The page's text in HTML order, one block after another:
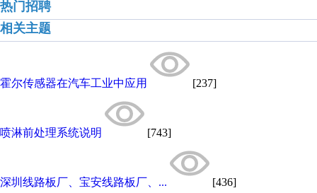
热门招聘
相关主题
霍尔传感器在汽车工业中应用 [237]
喷淋前处理系统说明 [743]
深圳线路板厂、宝安线路板厂、... [436]